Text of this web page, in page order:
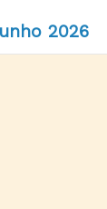
2026